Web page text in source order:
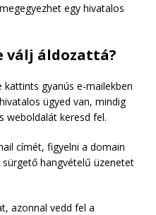
egy hivatalos
válj áldozattá?
gyanús e-mailekben
ügyed van, mindig
weboldalát keresd fel.
címét, figyelni a domain
hangvételű üzenetet
azonnal vedd fel a